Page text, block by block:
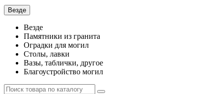
Везде
Везде
Памятники из гранита
Оградки для могил
Столы, лавки
Вазы, таблички, другое
Благоустройство могил